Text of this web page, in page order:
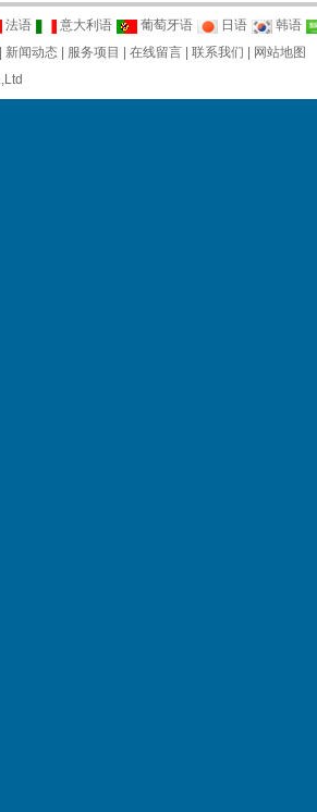
法语 意大利语 葡萄牙语 日语
韩语
新闻动态 服务项目 在线留言 联系我们
网站地图